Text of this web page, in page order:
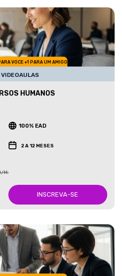
VOCE +1 PARA UM AMIGO
VIDEOAULAS
HUMANOS
100% EAD
2 A 12 MESES
Mês
INSCREVA-SE